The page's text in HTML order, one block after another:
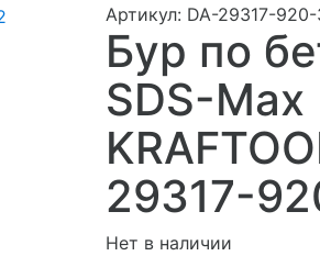
Артикул: DA-29317-
Бур по
SDS-Max
29317-
Нет в наличии